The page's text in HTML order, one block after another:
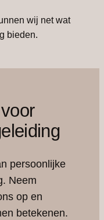
wij net wat
bieden.
persoonlijke
Neem
op en
betekenen.